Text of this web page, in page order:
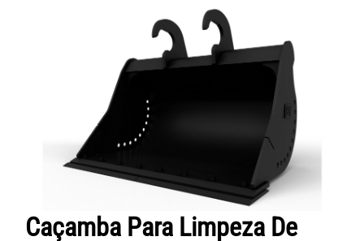
Caçamba Para Limpeza De